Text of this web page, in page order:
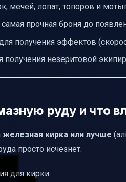
мечей, лопат, топоров и
прочная броня до
получения эффектов
незеритовой
руду и что
железная кирка или лучше
просто исчезнет.
для кирки: